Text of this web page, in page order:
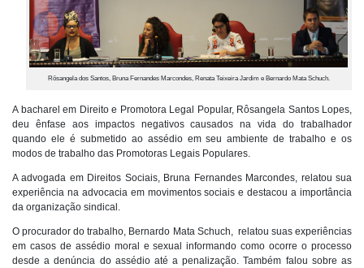
Rôsangela dos Santos, Bruna Fernandes Marcondes, Renata Teixeira Jardim e Bernardo Mata Schuch.
A bacharel em Direito e Promotora Legal Popular, Rôsangela Santos Lopes,
deu ênfase aos impactos negativos causados na vida do trabalhador
quando ele é submetido ao assédio em seu ambiente de trabalho e os
modos de trabalho das Promotoras Legais Populares.
A advogada em Direitos Sociais, Bruna Fernandes Marcondes, relatou sua
experiência na advocacia em movimentos sociais e destacou a importância
da organização sindical.
O procurador do trabalho, Bernardo Mata Schuch, relatou suas experiências
em casos de assédio moral e sexual informando como ocorre o processo
desde a denúncia do assédio até a penalização. Também falou sobre as